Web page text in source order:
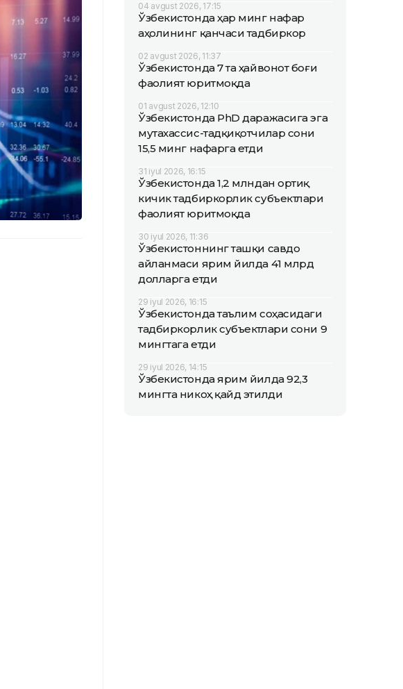
04 avgust 2026, 17:15
Ўзбекистонда ҳар минг нафар
аҳолининг қанчаси тадбиркор
02 avgust 2026, 11:37
Ўзбекистонда 7 та ҳайвонот боғи
фаолият юритмоқда
01 avgust 2026, 12:10
Ўзбекистонда PhD даражасига эга
мутахассис-тадқиқотчилар сони
15,5 минг нафарга етди
31 iyul 2026, 16:15
Ўзбекистонда 1,2 млндан ортиқ
кичик тадбиркорлик субъектлари
фаолият юритмоқда
30 iyul 2026, 11:36
Ўзбекистоннинг ташқи савдо
айланмаси ярим йилда 41 млрд
долларга етди
29 iyul 2026, 16:15
Ўзбекистонда таълим соҳасидаги
тадбиркорлик субъектлари сони 9
мингтага етди
29 iyul 2026, 14:15
Ўзбекистонда ярим йилда 92,3
мингта никоҳ қайд этилди